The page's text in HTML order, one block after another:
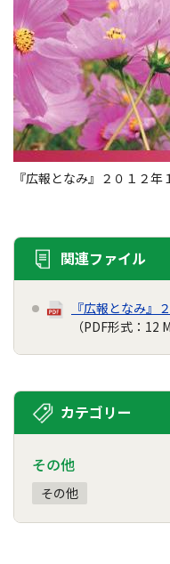
『広報となみ』２０１２年
関連ファイル
『広報となみ』
（PDF形式：12
カテゴリー
その他
その他